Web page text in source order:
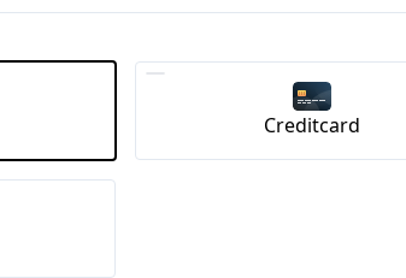
Creditcard